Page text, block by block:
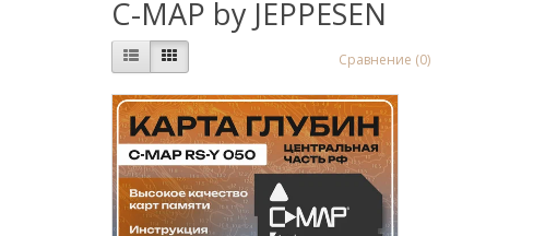
C-MAP by JEPPESEN
Сравнение (0)